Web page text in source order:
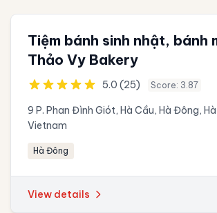
Tiệm bánh sinh nhật, bánh
Thảo Vy Bakery
5.0 (25) Score: 3.87
9 P. Phan Đình Giót, Hà Cầu, Hà Đông,
Vietnam
Hà Đông
View details